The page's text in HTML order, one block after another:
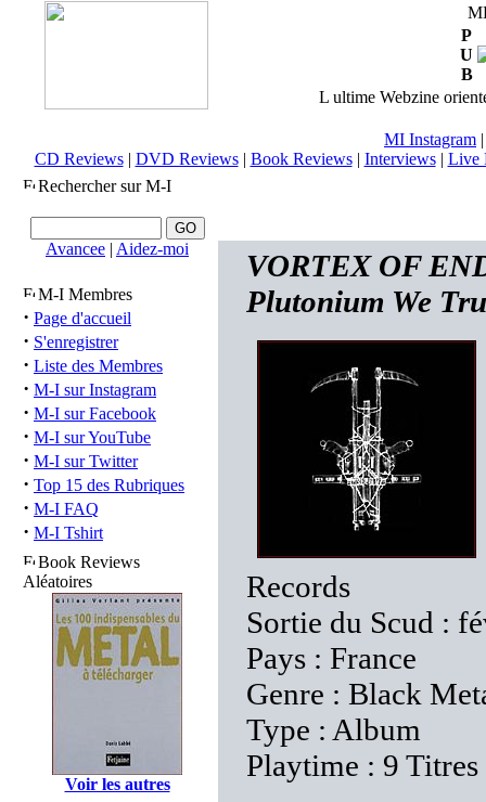
P
U
B
L ultime Webzine
MI Instagram
CD Reviews| DVD Reviews| Book Reviews| Interviews| Live
Rechercher sur M-I
Avancee | Aidez-moi
M-I Membres
· Page d'accueil
· S'enregistrer
· Liste des Membres
· M-I sur Instagram
· M-I sur Facebook
· M-I sur YouTube
· M-I sur Twitter
· Top 15 des Rubriques
· M-I FAQ
· M-I Tshirt
Book Reviews
Aléatoires
Voir les autres
VORTEX OF
Plutonium We
Records
Sortie du Scud :
Pays : France
Genre : Black
Type : Album
Playtime : 9